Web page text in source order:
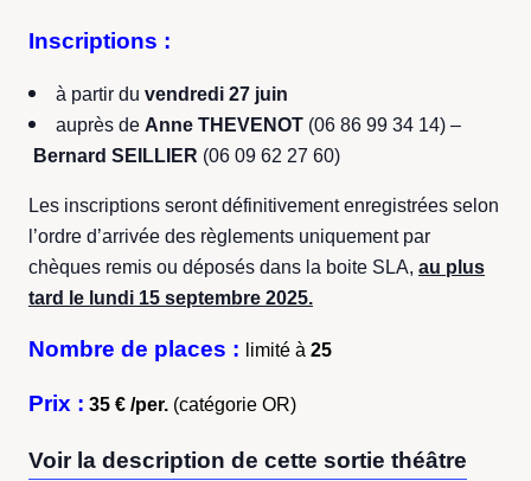
Inscriptions :
à partir du vendredi 27 juin
auprès de Anne THEVENOT (06 86 99 34 14) –
Bernard SEILLIER (06 09 62 27 60)
Les inscriptions seront définitivement enregistrées selon
l’ordre d’arrivée des règlements uniquement par
chèques remis ou déposés dans la boite SLA, au plus
tard le lundi 15 septembre 2025.
Nombre de places : limité à 25
Prix : 35 € /per. (catégorie OR)
Voir la description de cette sortie théâtre